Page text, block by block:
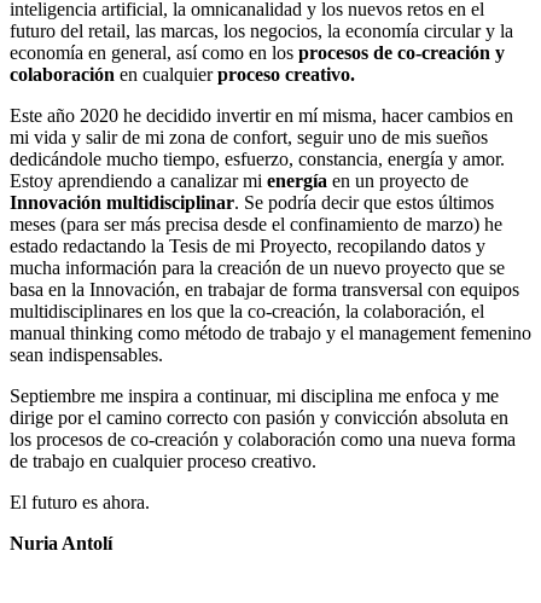
inteligencia artificial, la omnicanalidad y los nuevos retos en el
futuro del retail, las marcas, los negocios, la economía circular y la
economía en general, así como en los procesos de co-creación y
colaboración en cualquierproceso creativo.
Este año 2020 he decidido invertir en mí misma, hacer cambios en
mi vida y salir de mi zona de confort, seguir uno de mis sueños
dedicándole mucho tiempo, esfuerzo, constancia, energía y amor.
Estoy aprendiendo a canalizar mi energía en un proyecto de
Innovación multidisciplinar. Se podría decir que estos últimos
meses (para ser más precisa desde el confinamiento de marzo) he
estado redactando la Tesis de mi Proyecto, recopilando datos y
mucha información para la creación de un nuevo proyecto que se
basa en la Innovación, en trabajar de forma transversal con equipos
multidisciplinares en los que la co-creación, la colaboración, el
manual thinking como método de trabajo y el management femenino
sean indispensables.
Septiembre me inspira a continuar, mi disciplina me enfoca y me
dirige por el camino correcto con pasión y convicción absoluta en
los procesos de co-creación y colaboración como una nueva forma
de trabajo en cualquier proceso creativo.
El futuro es ahora.
Nuria Antolí